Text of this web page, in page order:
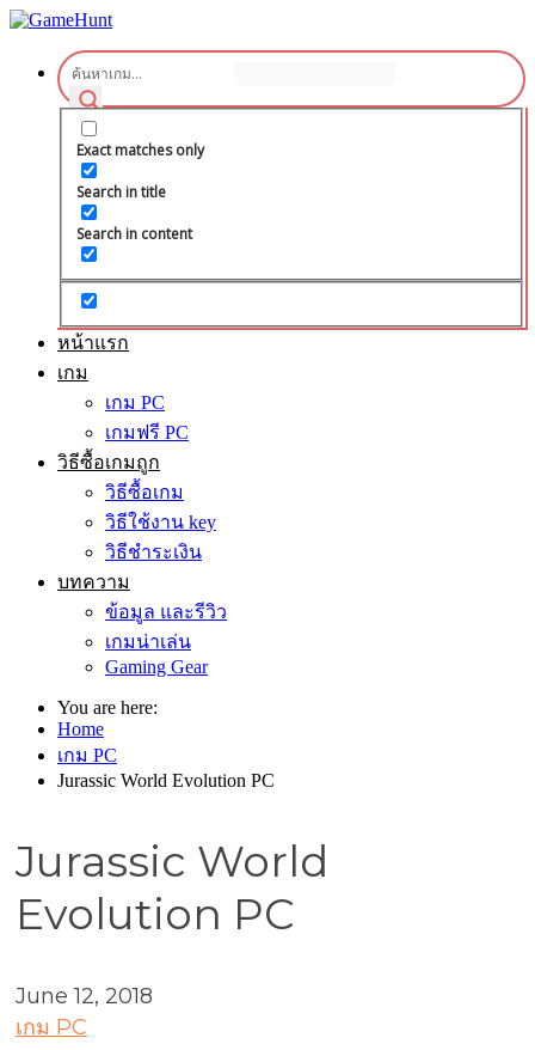
Exact matches only
Search in title
Search in content
หน้าแรก
เกม
เกม PC
เกมฟรี PC
วิธีซื้อเกมถูก
วิธีซื้อเกม
วิธีใช้งาน key
วิธีชำระเงิน
บทความ
ข้อมูล และรีวิว
เกมน่าเล่น
Gaming Gear
You are here:
Home
เกม PC
Jurassic World Evolution PC
Jurassic World
Evolution PC
June 12, 2018
เกม PC